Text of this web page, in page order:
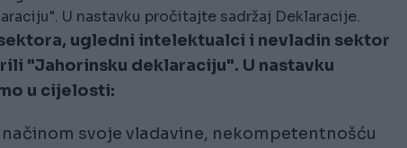
U nastavku pročitajte sadržaj Deklaracije.
ugledni intelektualci i nevladin sektor
"Jahorinsku deklaraciju". U nastavku
u cijelosti:
svoje vladavine, nekompetentnošću